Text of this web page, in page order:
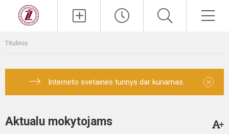
Titulinis
Interneto svetainės turinys dar kuriamas. ×
Aktualu mokytojams